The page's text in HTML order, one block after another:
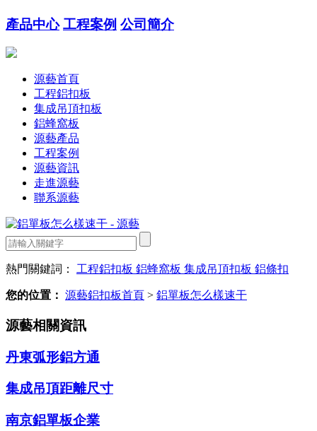
產品中心 工程案例 公司簡介
源藝首頁
工程鋁扣板
集成吊頂扣板
鋁蜂窩板
源藝產品
工程案例
源藝資訊
走進源藝
聯系源藝
熱門關鍵詞： 工程鋁扣板 鋁蜂窩板 集成吊頂扣板 鋁條扣
您的位置： 源藝鋁扣板首頁 > 鋁單板怎么樣速干
源藝相關資訊
丹東弧形鋁方通
集成吊頂距離尺寸
南京鋁單板企業